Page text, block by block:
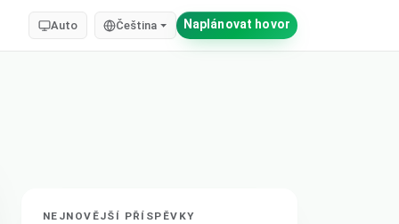
Auto Čeština Naplánovat hovor
NEJNOVĚJŠÍ PŘÍSPĚVKY